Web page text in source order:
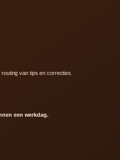
van tips en correcties.
een werkdag.